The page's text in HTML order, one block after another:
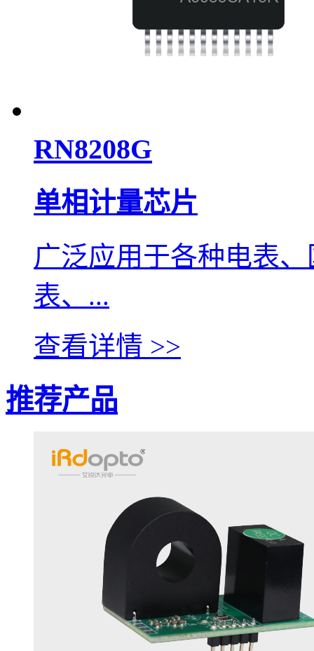
RN8208G
单相计量芯片
广泛应用于各种电表
表、...
查看详情 >>
推荐产品